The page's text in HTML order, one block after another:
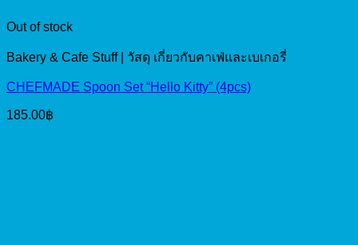
Out of stock
Bakery & Cafe Stuff | วัสดุ เกี่ยวกับคาเฟ่และเบเกอรี่
CHEFMADE Spoon Set “Hello Kitty” (4pcs)
185.00฿